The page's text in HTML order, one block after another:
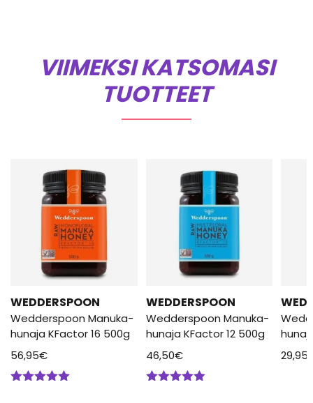
VIIMEKSI KATSOMASI
TUOTTEET
WEDDERSPOON
Wedderspoon Manuka-
hunaja KFactor 16 500g
56,95€
WEDDERSPOON
Wedderspoon Manuka-
hunaja KFactor 12 500g
46,50€
29,95